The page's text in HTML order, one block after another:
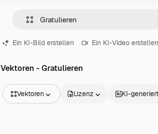
Ein KI-Bild erstellen Ein KI-Video erstellen
Vektoren - Gratulieren
Vektoren Lizenz KI-generiert